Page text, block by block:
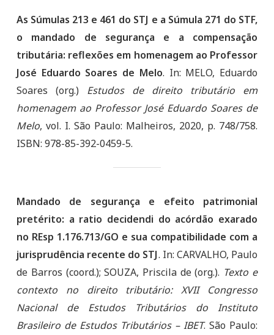
As Súmulas 213 e 461 do STJ e a Súmula 271 do STF,
o mandado de segurança e a compensação
tributária: reflexões em homenagem ao Professor
José Eduardo Soares de Melo. In: MELO, Eduardo
Soares (org.) Estudos de direito tributário em
homenagem ao Professor José Eduardo Soares de
Melo, vol. I. São Paulo: Malheiros, 2020, p. 748/758.
ISBN: 978-85-392-0459-5.
Mandado de segurança e efeito patrimonial
pretérito: a ratio decidendi do acórdão exarado
no REsp 1.176.713/GO e sua compatibilidade com a
jurisprudência recente do STJ. In: CARVALHO, Paulo
de Barros (coord.); SOUZA, Priscila de (org.). Texto e
contexto no direito tributário: XVII Congresso
Nacional de Estudos Tributários do Instituto
Brasileiro de Estudos Tributários – IBET. São Paulo: